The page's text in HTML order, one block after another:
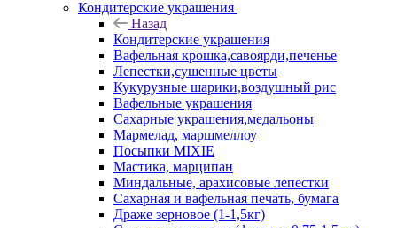
Кондитерские украшения
Назад
Кондитерские украшения
Вафельная крошка,савоярди,печенье
Лепестки,сушенные цветы
Кукурузные шарики,воздушный рис
Вафельные украшения
Сахарные украшения,медальоны
Мармелад, маршмеллоу
Посыпки MIXIE
Мастика, марципан
Миндальные, арахисовые лепестки
Сахарная и вафельная печать, бумага
Драже зерновое (1-1,5кг)